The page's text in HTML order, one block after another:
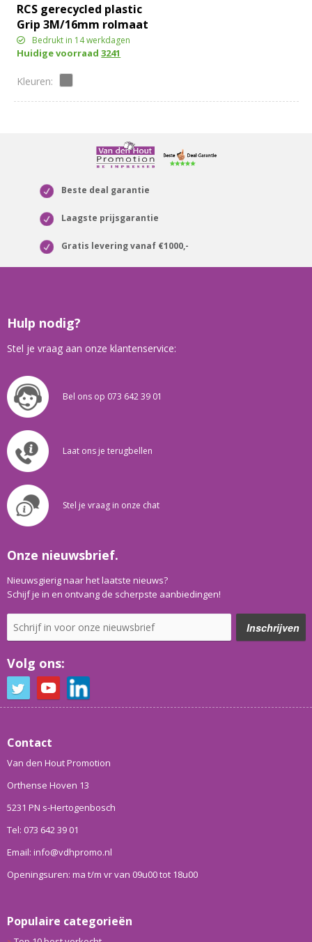
RCS gerecycled plastic
Grip 3M/16mm rolmaat
Bedrukt in 14 werkdagen
Huidige voorraad3241
Beste deal garantie
Laagste prijsgarantie
Gratis levering vanaf €1000,-
Hulp nodig?
Stel je vraag aan onze klantenservice:
Bel ons op 073 642 39 01
Laat ons je terugbellen
Stel je vraag in onze chat
Onze nieuwsbrief.
Nieuwsgierig naar het laatste nieuws?
Schijf je in en ontvang de scherpste aanbiedingen!
Volg ons:
Contact
Van den Hout Promotion
Orthense Hoven 13
5231 PN s-Hertogenbosch
Tel: 073 642 39 01
Email: info@vdhpromo.nl
Openingsuren: ma t/m vr van 09u00 tot 18u00
Populaire categorieën